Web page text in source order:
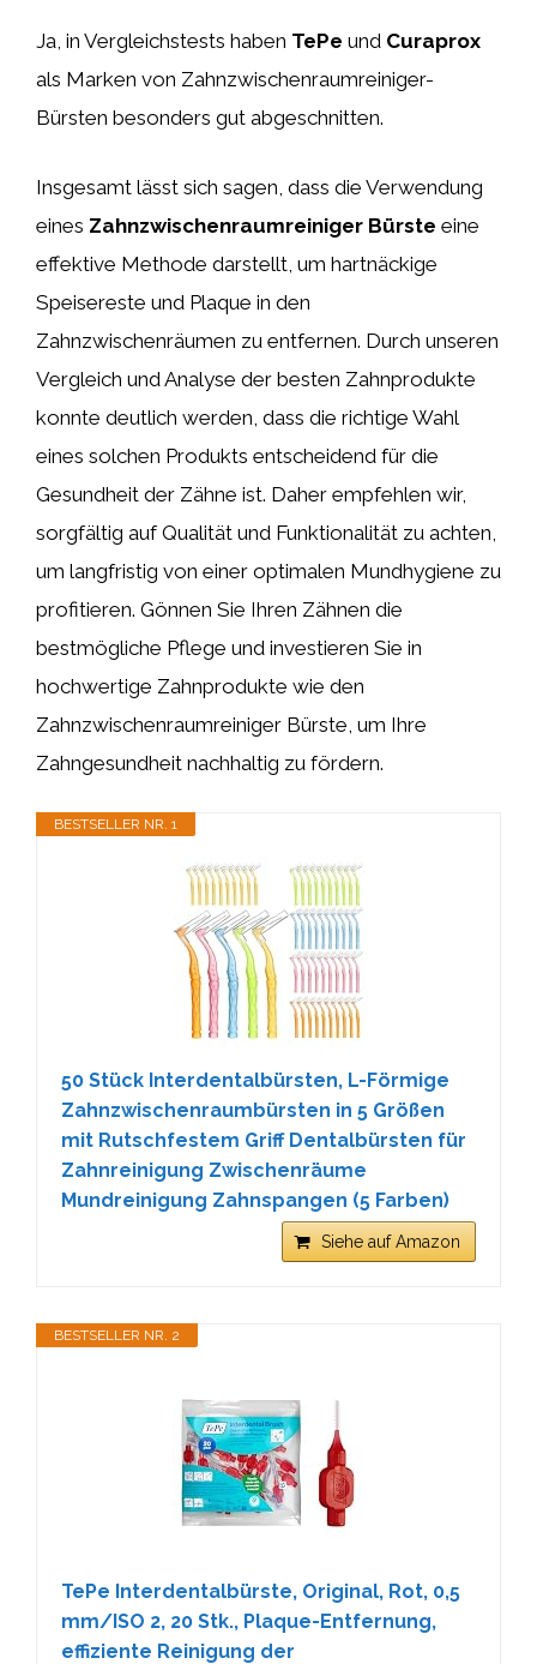
Ja, in Vergleichstests haben TePe und Curaprox
als Marken von Zahnzwischenraumreiniger-
Bürsten besonders gut abgeschnitten.
Insgesamt lässt sich sagen, dass die Verwendung
eines Zahnzwischenraumreiniger Bürste eine
effektive Methode darstellt, um hartnäckige
Speisereste und Plaque in den
Zahnzwischenräumen zu entfernen. Durch unseren
Vergleich und Analyse der besten Zahnprodukte
konnte deutlich werden, dass die richtige Wahl
eines solchen Produkts entscheidend für die
Gesundheit der Zähne ist. Daher empfehlen wir,
sorgfältig auf Qualität und Funktionalität zu achten,
um langfristig von einer optimalen Mundhygiene zu
profitieren. Gönnen Sie Ihren Zähnen die
bestmögliche Pflege und investieren Sie in
hochwertige Zahnprodukte wie den
Zahnzwischenraumreiniger Bürste, um Ihre
Zahngesundheit nachhaltig zu fördern.
BESTSELLER NR. 1
50 Stück Interdentalbürsten, L-Förmige
Zahnzwischenraumbürsten in 5 Größen
mit Rutschfestem Griff Dentalbürsten für
Zahnreinigung Zwischenräume
Mundreinigung Zahnspangen (5 Farben)
Siehe auf Amazon
BESTSELLER NR. 2
TePe Interdentalbürste, Original, Rot, 0,5
mm/ISO 2, 20 Stk., Plaque-Entfernung,
effiziente Reinigung der